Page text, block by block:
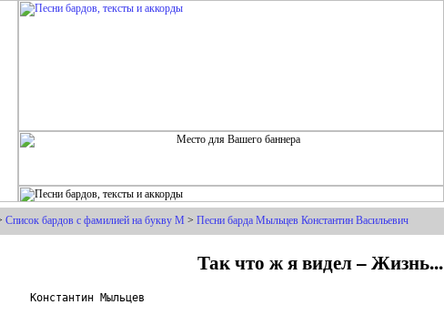
Список бардов с фамилией на букву М > Песни барда Мыльцев Константин Васильевич
Так что ж я видел – Жизнь...
Константин Мыльцев